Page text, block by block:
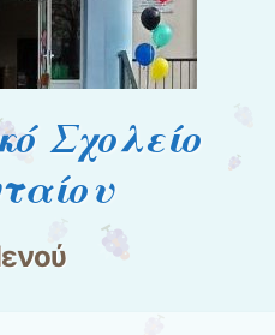
Σχολείο